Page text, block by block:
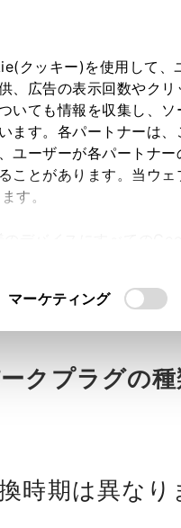
クッキー)を使用して、
、広告の表示回数やクリ
いても情報を収集し、ソ
ます。各パートナーは、
ユーザーが各パートナー
ことがあります。当ウェ
す。
マーケティング
クプラグの種
時期は異なり